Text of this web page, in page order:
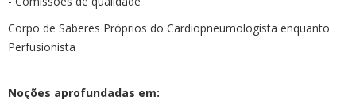
Corpo de Saberes Próprios do Cardiopneumologista enquanto
Perfusionista
Noções aprofundadas em: